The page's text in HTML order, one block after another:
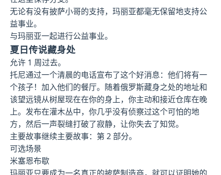
无论有没有披萨小哥的支持，玛丽亚都毫无保留地支持公
益事业。
与玛丽亚一起进行公益事业。
夏日传说藏身处
允许 1 周过去。
托尼通过一个清晨的电话宣布了这个好消息：他们将有一
个孩子！加入他们的餐厅。随着俄罗斯藏身之处的地址和
该望远镜从树屋现在在你的身上，你主动和接近仓库在晚
上。发布在灌木丛中，你几乎没有侦察过这个可怕的地
方，然后一声裂缝打破了寂静，让你失去了知觉。
主要故事继续主要故事：第 2 部分。
可选场景
米塞恩布歇